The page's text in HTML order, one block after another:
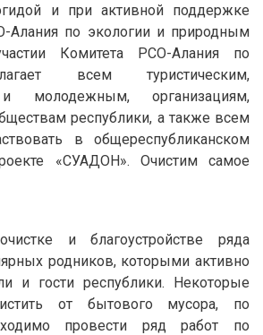
и при активной поддержке
Алания по экологии и природным
Комитета РСО-Алания по
всем туристическим,
молодежным, организациям,
республики, а также всем
в общереспубликанском
«СУАДОН». Очистим самое
и благоустройстве ряда
родников, которыми активно
и гости республики. Некоторые
от бытового мусора, по
провести ряд работ по